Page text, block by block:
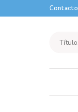
Contacto